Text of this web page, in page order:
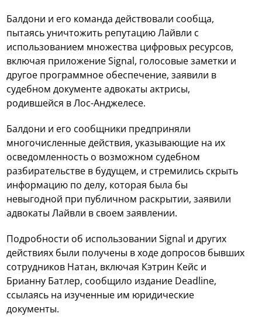
Балдони и его команда действовали сообща,
пытаясь уничтожить репутацию Лайвли с
использованием множества цифровых ресурсов,
включая приложение Signal, голосовые заметки и
другое программное обеспечение, заявили в
судебном документе адвокаты актрисы,
родившейся в Лос-Анджелесе.
Балдони и его сообщники предприняли
многочисленные действия, указывающие на их
осведомленность о возможном судебном
разбирательстве в будущем, и стремились скрыть
информацию по делу, которая была бы
невыгодной при публичном раскрытии, заявили
адвокаты Лайвли в своем заявлении.
Подробности об использовании Signal и других
действиях были получены в ходе допросов бывших
сотрудников Натан, включая Кэтрин Кейс и
Брианну Батлер, сообщило издание Deadline,
ссылаясь на изученные им юридические
документы.